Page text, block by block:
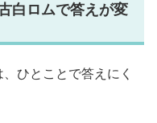
白ロムで答えが変
ひとことで答えにく